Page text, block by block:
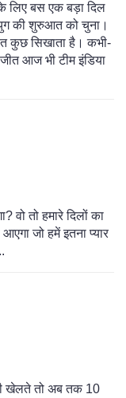
लिए बस एक बड़ा दिल
की शुरुआत को चुना।
कुछ सिखाता है। कभी-
आज भी टीम इंडिया
वो तो हमारे दिलों का
जो हमें इतना प्यार
खेलते तो अब तक 10